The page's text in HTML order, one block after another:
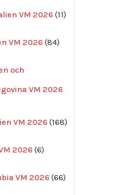
VM 2026 11
produkter
VM 2026 84
produkter
och
VM 2026
VM 2026 168
produkter
2026 6
produkter
VM 2026 66
produkter